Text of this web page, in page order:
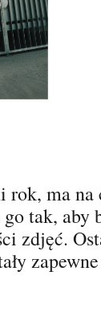
rok, ma na
tak, aby
zdjęć.
zapewne